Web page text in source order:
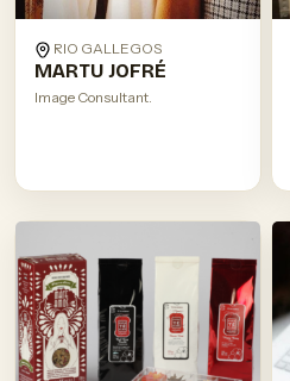
RIO GALLEGOS
MARTU JOFRÉ
Image Consultant.